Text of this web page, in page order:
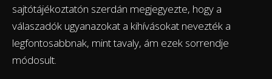
sajtótájékoztatón szerdán megjegyezte, hogy a
válaszadók ugyanazokat a kihívásokat nevezték a
legfontosabbnak, mint tavaly, ám ezek sorrendje
módosult.